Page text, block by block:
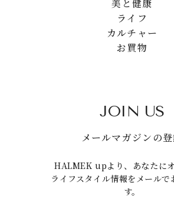
美と健康
ライフ
カルチャー
お買物
JOIN US
メールマガジンの
HALMEK upより、あなたに
ライフスタイル情報をメールで
す。